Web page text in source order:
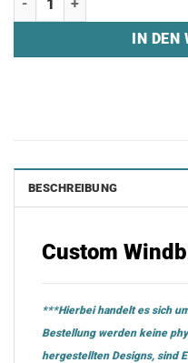
IN DEN
BESCHREIBUNG
Custom
***Hierbei handelt es sich
Bestellung werden keine
hergestellten Designs, sind